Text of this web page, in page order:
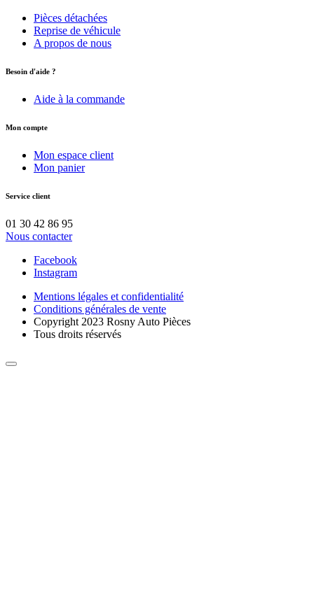
Pièces détachées
Reprise de véhicule
A propos de nous
Besoin d'aide ?
Aide à la commande
Mon compte
Mon espace client
Mon panier
Service client
01 30 42 86 95
Nous contacter
Facebook
Instagram
Mentions légales et confidentialité
Conditions générales de vente
Copyright 2023 Rosny Auto Pièces
Tous droits réservés